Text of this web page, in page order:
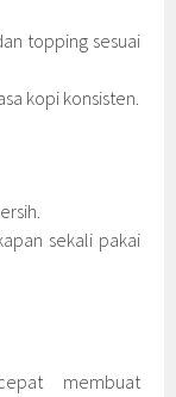
topping sesuai
kopi konsisten.
sekali pakai
membuat